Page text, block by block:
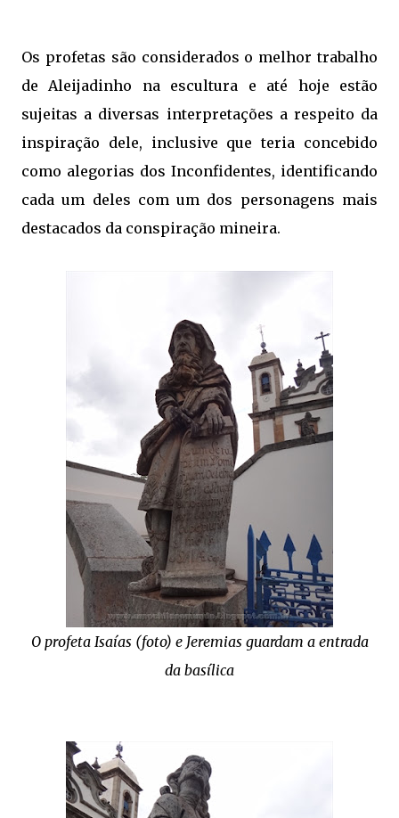
Os profetas são considerados o melhor trabalho
de Aleijadinho na escultura e até hoje estão
sujeitas a diversas interpretações a respeito da
inspiração dele, inclusive que teria concebido
como alegorias dos Inconfidentes, identificando
cada um deles com um dos personagens mais
destacados da conspiração mineira.
O profeta Isaías (foto) e Jeremias guardam a entrada
da basílica